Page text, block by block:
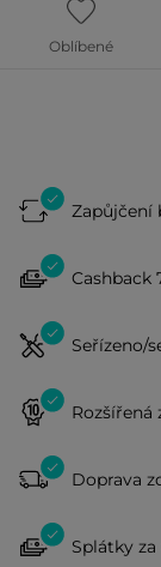
Oblíbené
Zapůjčení
Cashback
Seřízeno/
Rozšířená
Doprava
Splátky za